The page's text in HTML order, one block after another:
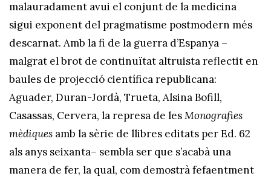
malauradament avui el conjunt de la medicina
sigui exponent del pragmatisme postmodern més
descarnat. Amb la fi de la guerra d’Espanya –
malgrat el brot de continuïtat altruista reflectit en
baules de projecció científica republicana:
Aguader, Duran-Jordà, Trueta, Alsina Bofill,
Casassas, Cervera, la represa de lesMonografies
mèdiques amb la sèrie de llibres editats per Ed. 62
als anys seixanta– sembla ser que s’acabà una
manera de fer, la qual, com demostrà fefaentment